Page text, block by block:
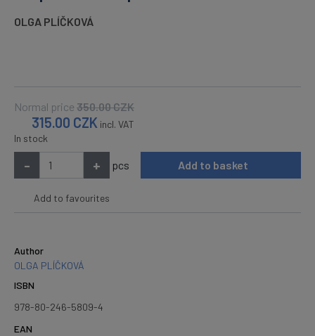
OLGA PLÍČKOVÁ
Normal price 350.00CZK
315.00 CZK incl. VAT
In stock
- + pcs Add to basket
Add to favourites
Author
OLGA PLÍČKOVÁ
ISBN
978-80-246-5809-4
EAN